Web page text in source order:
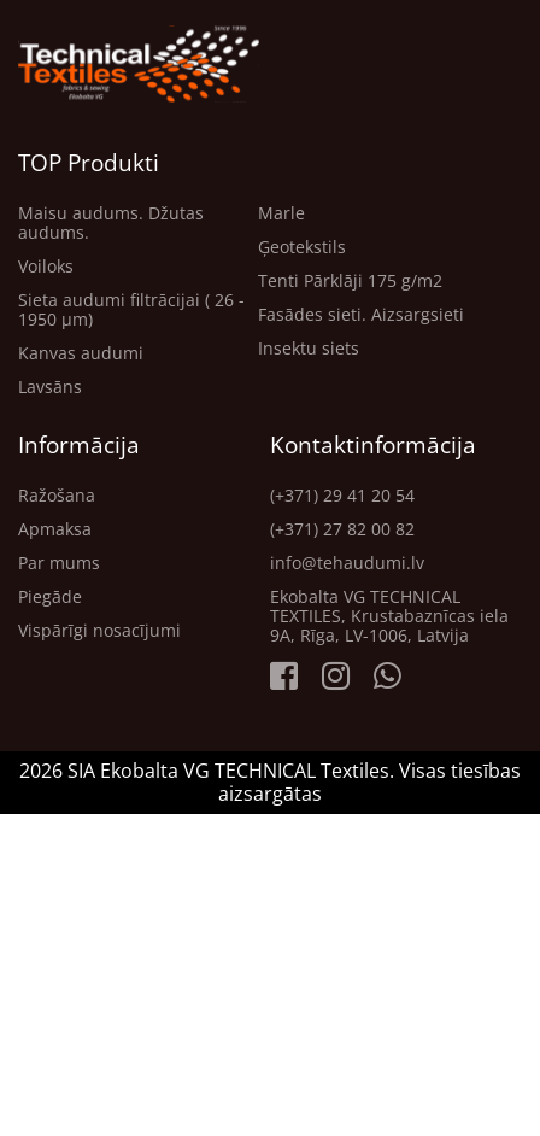
TOP Produkti
Maisu audums. Džutas
audums.
Voiloks
Sieta audumi filtrācijai ( 26 -
1950 μm)
Kanvas audumi
Lavsāns
Marle
Ģeotekstils
Tenti Pārklāji 175 g/m2
Fasādes sieti. Aizsargsieti
Insektu siets
Informācija
Ražošana
Apmaksa
Par mums
Piegāde
Vispārīgi nosacījumi
Kontaktinformācija
(+371) 29 41 20 54
(+371) 27 82 00 82
info@tehaudumi.lv
Ekobalta VG TECHNICAL
TEXTILES, Krustabaznīcas iela
9A, Rīga, LV-1006, Latvija
2026 SIA Ekobalta VG TECHNICAL Textiles. Visas tiesības
aizsargātas